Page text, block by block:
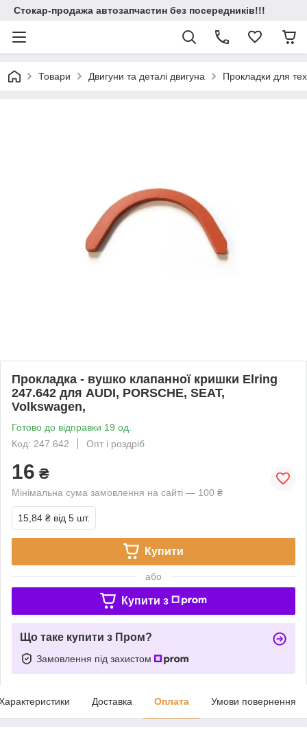
Стокар-продажа автозапчастин без посередників!!!
Товари Двигуни та деталі двигуна Прокладки для
Прокладка - вушко клапанної кришки Elring
247.642 для AUDI, PORSCHE, SEAT,
Volkswagen,
Готово до відправки 19 од.
Код: 247.642
Опт і роздріб
16 ₴
Мінімальна сума замовлення на сайті — 100 ₴
15,84 ₴ від 5 шт.
Купити
або
Купити з
Що таке купити з Пром?
Замовлення під захистом
Доставка Оплата Умови повернення